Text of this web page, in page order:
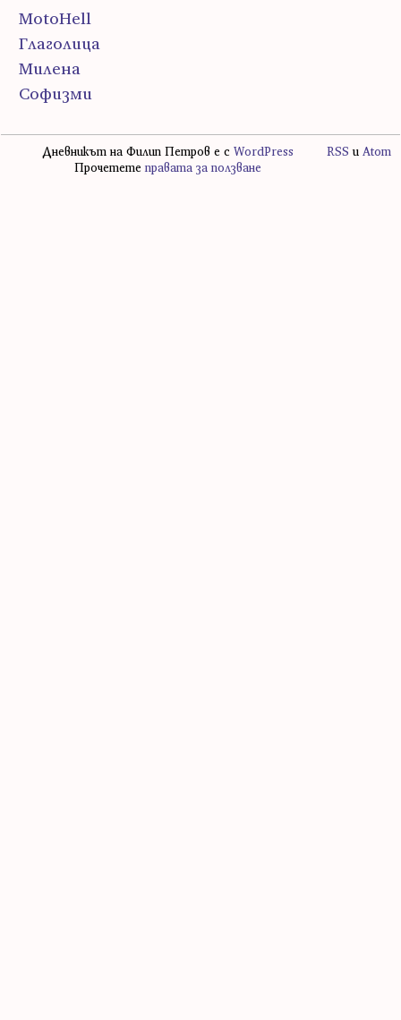
MotoHell
Глаголица
Милена
Софизми
RSS и Atom
Дневникът на Филип Петров е сWordPress
Прочететеправата за ползване